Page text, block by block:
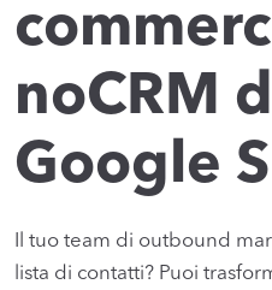
noCRM
Google
Il tuo team di outbound
lista di contatti? Puoi